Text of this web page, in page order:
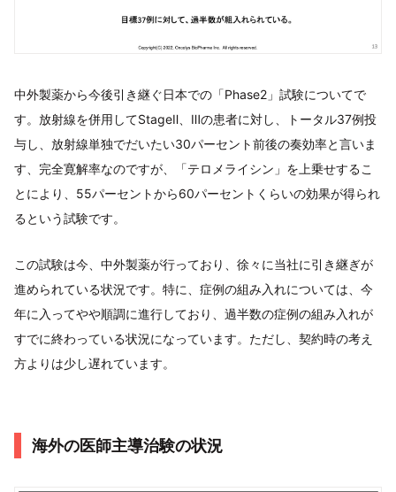
中外製薬から今後引き継ぐ日本での「Phase2」試験についてで
す。放射線を併用してStageⅡ、Ⅲの患者に対し、トータル37例投
与し、放射線単独でだいたい30パーセント前後の奏効率と言いま
す、完全寛解率なのですが、「テロメライシン」を上乗せするこ
とにより、55パーセントから60パーセントくらいの効果が得られ
るという試験です。
この試験は今、中外製薬が行っており、徐々に当社に引き継ぎが
進められている状況です。特に、症例の組み入れについては、今
年に入ってやや順調に進行しており、過半数の症例の組み入れが
すでに終わっている状況になっています。ただし、契約時の考え
方よりは少し遅れています。
海外の医師主導治験の状況